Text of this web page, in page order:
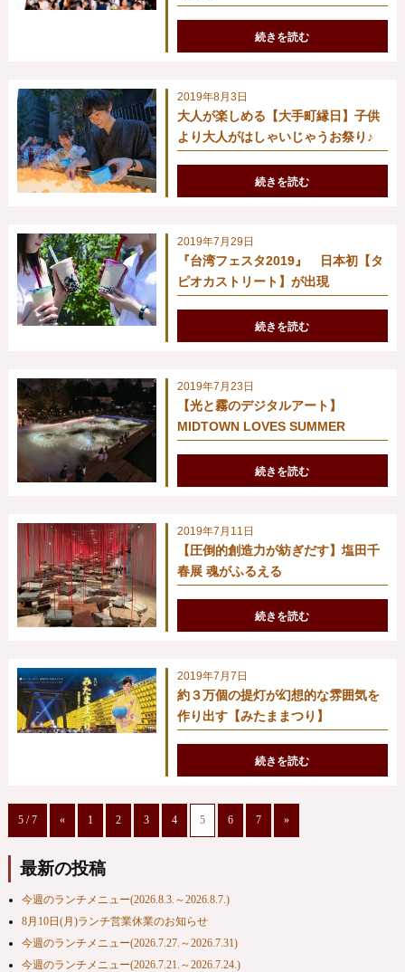
続きを読む
2019年8月3日
大人が楽しめる【大手町縁日】子供
より大人がはしゃいじゃうお祭り♪
続きを読む
2019年7月29日
『台湾フェスタ2019』 日本初【タ
ピオカストリート】が出現
続きを読む
2019年7月23日
【光と霧のデジタルアート】
MIDTOWN LOVES SUMMER
続きを読む
2019年7月11日
【圧倒的創造力が紡ぎだす】塩田千
春展 魂がふるえる
続きを読む
2019年7月7日
約３万個の提灯が幻想的な雰囲気を
作り出す【みたままつり】
続きを読む
5 / 7 « 1 2 3 4 5 6 7 »
最新の投稿
今週のランチメニュー(2026.8.3.～2026.8.7.)
8月10日(月)ランチ営業休業のお知らせ
今週のランチメニュー(2026.7.27.～2026.7.31)
今週のランチメニュー(2026.7.21.～2026.7.24.)